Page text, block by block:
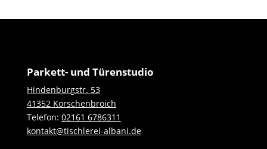
Parkett- und Türenstudio
Hindenburgstr. 53
41352 Korschenbroich
Telefon: 02161 6786311
kontakt@tischlerei-albani.de